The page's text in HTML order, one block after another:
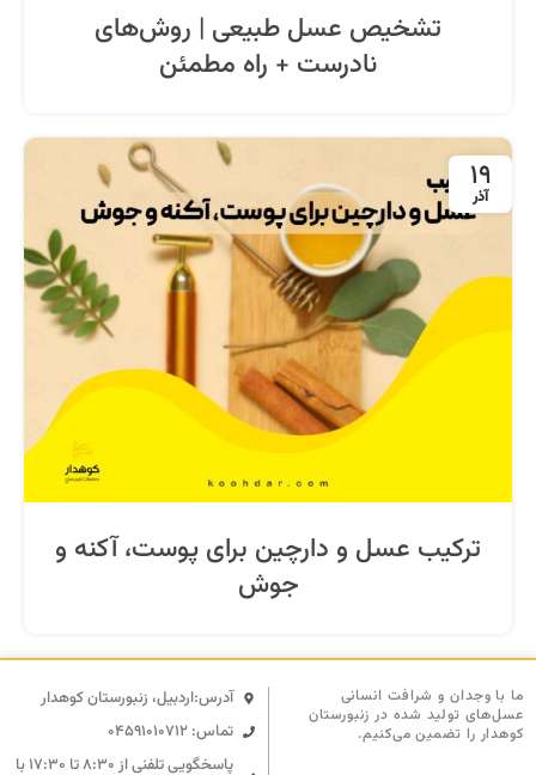
تشخیص عسل طبیعی | روش‌های
نادرست + راه مطمئن
19
آذر
ترکیب عسل و دارچین برای پوست، آکنه و
جوش
آدرس:اردبیل، زنبورستان کوهدار
تماس: 04591010712
پاسخگویی تلفنی از ۸:۳۰ تا ۱۷:۳۰ با
ما با وجدان و شرافت انسانی
عسل‌های تولید شده در زنبورستان
کوهدار را تضمین می‌کنیم.